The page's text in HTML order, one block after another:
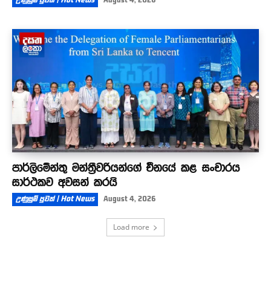
පාර්ලිමේන්තු මන්ත්‍රීවරියන්ගේ චීනයේ කළ සංචාරය
සාර්ථකව අවසන් කරයි
උණුසුම් පුවත් | Hot News August 4, 2026
Load more